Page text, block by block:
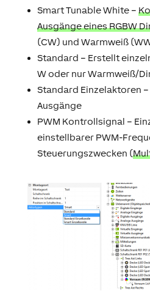
Smart Tunable White –
Ausgänge eines RGBW
(CW) und Warmweiß
Standard – Erstellt
W oder nur Warmweiß/
Standard Einzelaktoren
Ausgänge
PWM Kontrollsignal –
einstellbarer PWM-
Steuerungszwecken (